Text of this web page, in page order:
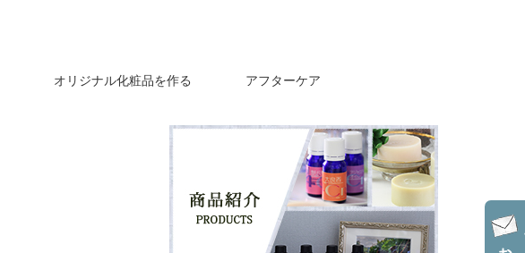
オリジナル化粧品を作る アフターケア